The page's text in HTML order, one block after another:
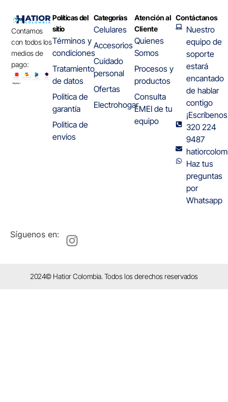
Contamos
con todos los
medios de
pago:
Políticas del
sitio
Términos y
condiciones
Tratamiento
de datos
Politica de
garantía
Politica de
envíos
Categorías
Celulares
Accesorios
Cuidado
personal
Ofertas
Electrohogar
Atención al
Cliente
Quienes
Somos
Procesos y
productos
Consulta
EMEI de tu
equipo
Contáctanos
Nuestro
equipo de
soporte
estará
encantado
de hablar
contigo
320 224
9487
Haz tus
preguntas
por
Whatsapp
Síguenos en:
2024© Hatior Colombia. Todos los derechos reservados